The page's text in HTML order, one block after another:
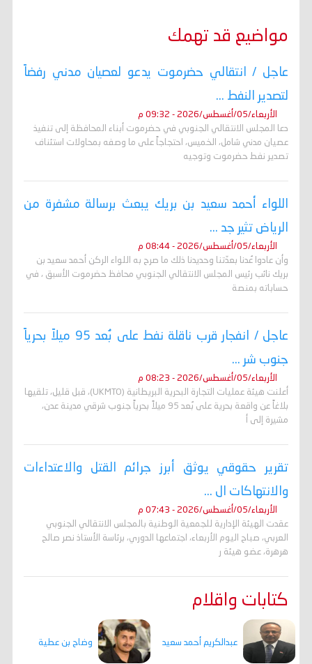
مواضيع قد تهمك
عاجل / انتقالي حضرموت يدعو لعصيان مدني رفضاً
لتصدير النفط ...
الأربعاء/05/أغسطس/2026 - 09:32 م
دعا المجلس الانتقالي الجنوبي في حضرموت أبناء المحافظة إلى تنفيذ
عصيان مدني شامل، الخميس، احتجاجاً على ما وصفه بمحاولات استئناف
تصدير نفط حضرموت وتوجيه
اللواء أحمد سعيد بن بريك يبعث برسالة مشفرة من
الرياض تثير جد ...
الأربعاء/05/أغسطس/2026 - 08:44 م
وأن عادوا عُدنا بعدّتنا وحديدنا ذلك ما صرح به اللواء الركن أحمد سعيد بن
بريك نائب رئيس المجلس الانتقالي الجنوبي محافظ حضرموت الأسبق ، في
حساباته بمنصة
عاجل / انفجار قرب ناقلة نفط على بُعد 95 ميلاً بحرياً
جنوب شر ...
الأربعاء/05/أغسطس/2026 - 08:23 م
أعلنت هيئة عمليات التجارة البحرية البريطانية (UKMTO)، قبل قليل، تلقيها
بلاغاً عن واقعة بحرية على بُعد 95 ميلاً بحرياً جنوب شرقي مدينة عدن،
مشيرة إلى أ
تقرير حقوقي يوثق أبرز جرائم القتل والاعتداءات
والانتهاكات ال ...
الأربعاء/05/أغسطس/2026 - 07:43 م
عقدت الهيئة الإدارية للجمعية الوطنية بالمجلس الانتقالي الجنوبي
العربي، صباح اليوم الأربعاء، اجتماعها الدوري، برئاسة الأستاذ نصر صالح
هرهرة، عضو هيئة ر
كتابات واقلام
عبدالكريم أحمد سعيد وضاح بن عطية